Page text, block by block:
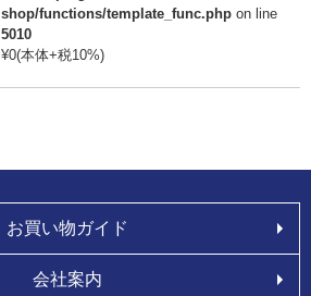
shop/functions/template_func.phpon line
5010
¥0(本体+税10%)
お買い物ガイド
会社案内